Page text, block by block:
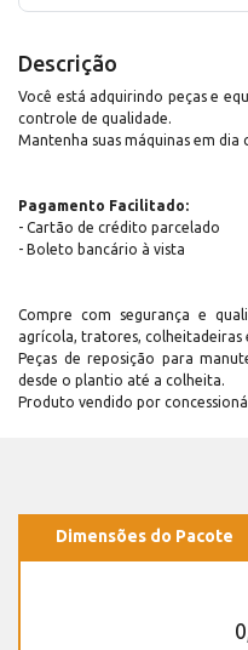
Descrição
Você está adquirindo peças e
controle de qualidade.
Mantenha suas máquinas em dia
Pagamento Facilitado:
- Cartão de crédito parcelado
- Boleto bancário à vista
Compre com segurança e
agrícola, tratores, colheitadeiras
Peças de reposição para
desde o plantio até a colheita.
Produto vendido por
Dimensões do Pacote